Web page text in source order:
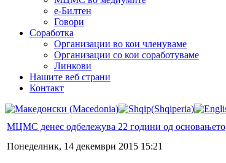
е-Билтен
Говори
Соработка
Организации во кои членуваме
Организации со кои соработуваме
Линкови
Нашите веб страни
Контакт
МЦМС денес одбележува 22 години од основањето
Понеделник, 14 декември 2015 15:21